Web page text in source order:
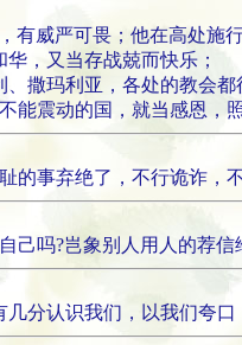
威严可畏；他在高处施行
，又当存战兢而快乐；
撒玛利亚，各处的教会
能震动的国，就当感恩
的事弃绝了，不行诡诈
己吗?岂象别人用人的荐
分认识我们，以我们夸